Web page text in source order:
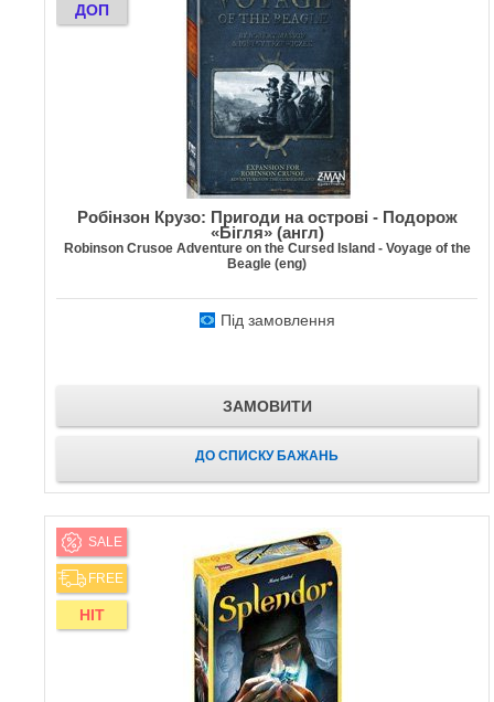
ДОП
Робінзон Крузо: Пригоди на острові - Подорож
«Бігля» (англ)
Robinson Crusoe Adventure on the Cursed Island - Voyage of the
Beagle (eng)
Під замовлення
ЗАМОВИТИ
ДО СПИСКУ БАЖАНЬ
SALE
FREE
HIT